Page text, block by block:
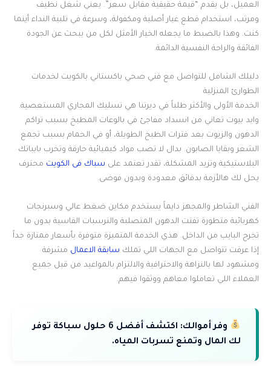
العميل، بل يقدم “قيمة حقيقية مقابل سعر”. يعني شغل نظيف
ومرتب، استخدام قطع غيار أصلية ومكفولة، وسرعة في تلبية النداء أينما
كنت. وهذا بالضبط ما يجعله الخيار الأمثل لكل من يبحث عن الجودة
الفائقة والراحة النفسية الدائمة.
دليلك الشامل للتواصل مع فني صحي باكستاني بالكويت لخدمات
الطوارئ المنزلية
الخدمة الأولى والأكثر طلباً في ديرتنا هي تسليك المجاري المستعصية.
وايد بيوت تعاني من انسداد مفاجئ في بالوعات المطبخ بسبب تراكم
الدهون والزيوت بعد فترات الطبخ الطويلة، أو في الحمام بسبب تجمع
الشعر وبقايا الصابون. بدال لا تصب مواد كيميائية حارقة وتخرب بايباتك
البلاستيكية وتزيد المشكلة، تقدر تعتمد على سباك فى الكويت محترف
يحل لك هالأزمة بدقائق معدودة وبدون فوضى.
الفني الشاطر والمجهز دايماً يستخدم مكاين ضغط عالي وسبرنجات
كهربائية متطورة تفتت الدهون المتصلبة والترسبات القاسية بدون ما
تجرح البايب من الداخل. هذي الخدمة المتميزة متوفرة بأسعار ممتازة جداً
إذا عرفت تتواصل مع الجهات اللي تملك سابقة الاعمال مشرفة
ومشهود لها بالنزاهة والاحترافية والالتزام بالمواعيد من قبل جميع
العملاء اللي تعاملوا معاهم ووثقوا فيهم.
وفر أموالك:
اكتشف أفضل 6 حلول سباكة توفر
لك المال وتمنع تسربات المياه.